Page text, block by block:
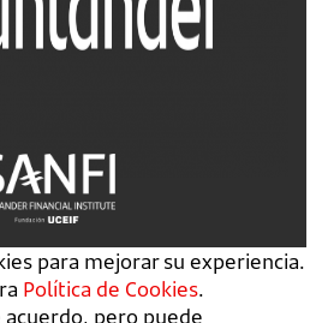
para mejorar su experiencia.
Política de Cookies.
pero puede